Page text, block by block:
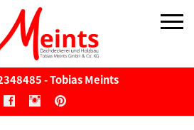
Über uns
- Tobias Meints